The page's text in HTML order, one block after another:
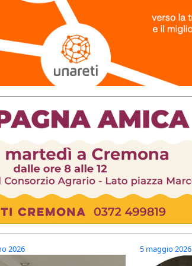
2026 5 maggio 2026